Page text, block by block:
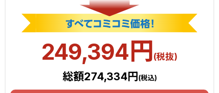
249,394円(税抜)
総額274,334円(税込)